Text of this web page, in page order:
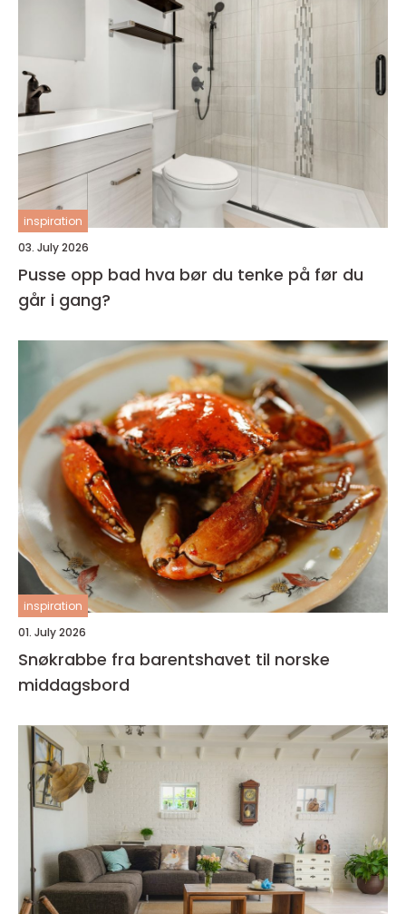
inspiration
03. July 2026
Pusse opp bad hva bør du tenke på før du
går i gang?
inspiration
01. July 2026
Snøkrabbe fra barentshavet til norske
middagsbord